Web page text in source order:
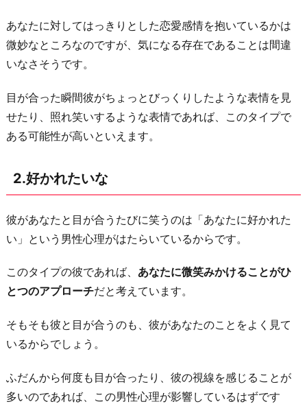
も
マ
ナ
か
な
5.
わ
い
な
6.
話
し
か
て
ほ
あなたに対してはっきりとした恋愛感情を抱いているかは
微妙なところなのですが、気になる存在であることは間違
いなさそうです。
目が合った瞬間彼がちょっとびっくりしたような表情を見
せたり、照れ笑いするような表情であれば、このタイプで
ある可能性が高いといえます。
2.好かれたいな
彼があなたと目が合うたびに笑うのは「あなたに好かれた
い」という男性心理がはたらいているからです。
このタイプの彼であれば、 あなたに微笑みかけることがひ
とつのアプローチだと考えています。
そもそも彼と目が合うのも、彼があなたのことをよく見て
いるからでしょう。
ふだんから何度も目が合ったり、彼の視線を感じることが
多いのであれば、この男性心理が影響しているはずです